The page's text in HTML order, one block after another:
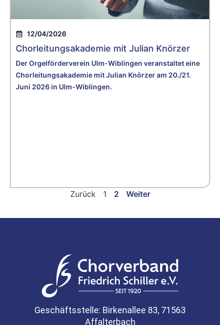
12/04/2026
Chorleitungsakademie mit Julian Knörzer
Der Orgelförderverein Ulm-Wiblingen veranstaltet eine
Chorleitungsakademie mit Julian Knörzer am 20./21.
Juni 2026 in Ulm-Wiblingen.
Zurück 1 2 Weiter
Geschäftsstelle: Birkenallee 83, 71563
Affalterbach